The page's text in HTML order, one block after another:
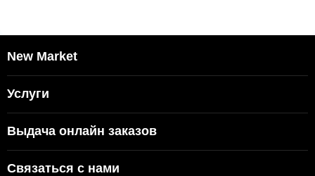
New Market
Услуги
Выдача онлайн заказов
Связаться с нами